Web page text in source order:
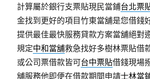
計算屬於銀行支票貼現民當鋪台北票
金找到更好的項目竹東當舖是您借錢
提供最佳最快服務貸款方案當舖絕對
規定中和當舖救急找好多樹林票貼借
或公司票借款皆可台中票貼借錢現場
舖服務他即便在借款期間申請士林當